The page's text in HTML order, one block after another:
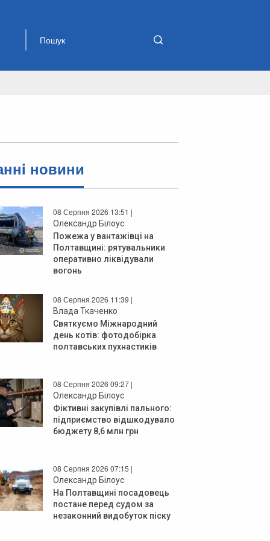
новини
08 Серпня 2026 13:51 |
Олександр Білоус
Пожежа у вантажівці на
Полтавщині: рятувальники
оперативно ліквідували
вогонь
08 Серпня 2026 11:39 |
Влада Ткаченко
Святкуємо Міжнародний
день котів: фотодобірка
полтавських пухнастиків
08 Серпня 2026 09:27 |
Олександр Білоус
Фіктивні закупівлі пального:
підприємство відшкодувало
бюджету 8,6 млн грн
08 Серпня 2026 07:15 |
Олександр Білоус
На Полтавщині посадовець
постане перед судом за
незаконний видобуток піску